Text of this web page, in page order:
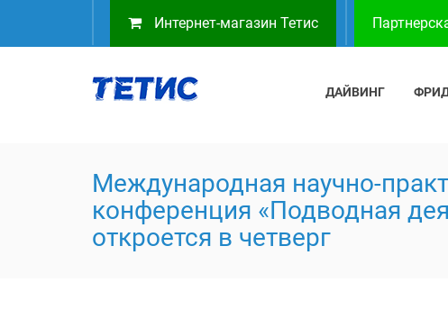
Интернет-магазин Тетис
ДАЙВИНГ
Международная научно-
конференция «Подводная
откроется в четверг